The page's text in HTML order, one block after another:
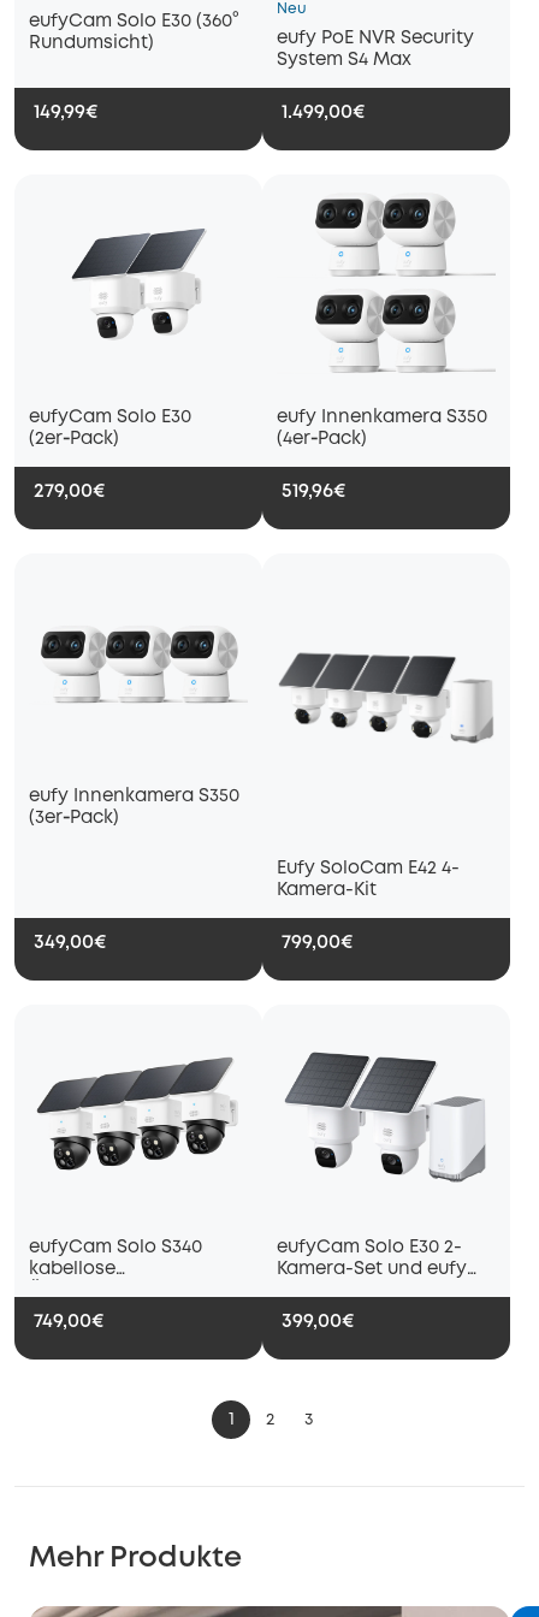
eufyCam Solo E30 (360°
Rundumsicht)
149,99€
Neu
eufy PoE NVR Security
System S4 Max
1.499,00€
eufyCam Solo E30
(2er‑Pack)
279,00€
eufy Innenkamera S350
(4er‑Pack)
519,96€
eufy Innenkamera S350
(3er‑Pack)
349,00€
Eufy SoloCam E42 4-
Kamera-Kit
799,00€
eufyCam Solo S340
kabellose
für Außen mit
Dual‑Kamera und
Solarpanel (4er‑Pack)
749,00€
eufyCam Solo E30 2-
Kamera-Set und eufy
399,00€
1 2 3
Mehr Produkte